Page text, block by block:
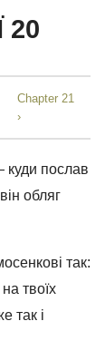
20
Chapter 21
›
куди послав
обляг
так:
твоїх
так і